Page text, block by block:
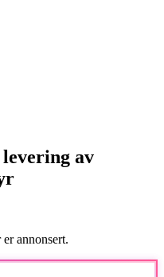
av
annonsert.